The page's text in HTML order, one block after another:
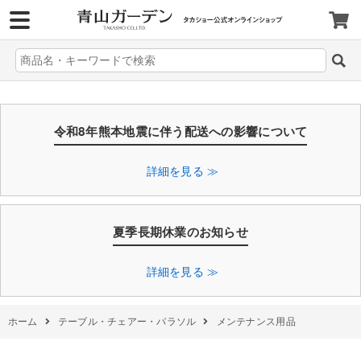
令和8年熊本地震に伴う配送への影響について
詳細を見る ≫
夏季長期休業のお知らせ
詳細を見る ≫
ホーム テーブル・チェアー・パラソル メンテナンス用品